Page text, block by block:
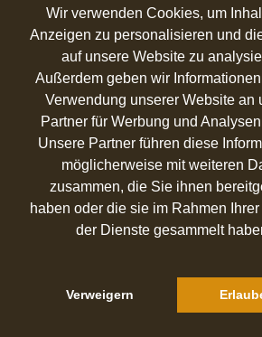
Wir verwenden Cookies, um
Anzeigen zu personalisieren und
auf unsere Website zu
Außerdem geben wir
Verwendung unserer Website an
Partner für Werbung und
Unsere Partner führen diese
möglicherweise mit weiteren
zusammen, die Sie ihnen
haben oder die sie im Rahmen
der Dienste gesammelt
Verweigern
NEWSLETTER
ABONNIEREN
SEHR GUT
idealo.de, trustedshops.de
Hinweis zu den Bewertungen